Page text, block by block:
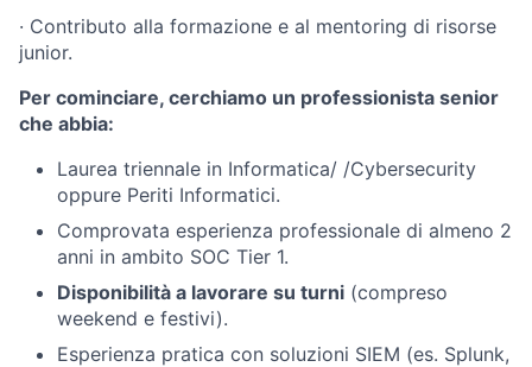
· Contributo alla formazione e al mentoring di risorse
junior.
Per cominciare, cerchiamo un professionista senior
che abbia:
Laurea triennale in Informatica/ /Cybersecurity
oppure Periti Informatici.
Comprovata esperienza professionale di almeno 2
anni in ambito SOC Tier 1.
Disponibilità a lavorare su turni (compreso
weekend e festivi).
Esperienza pratica con soluzioni SIEM (es. Splunk,